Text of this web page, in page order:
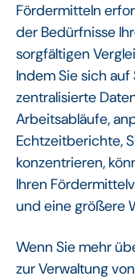
Fördermitteln
der Bedürfnisse
sorgfältigen
Indem Sie sich
zentralisierte
Arbeitsabläufe,
Echtzeitberichte,
konzentrieren,
Ihren
und eine größere
Wenn Sie mehr
zur Verwaltung